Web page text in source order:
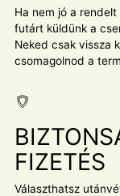
Ha nem jó a rendelt
futárt küldünk a
Neked csak vissza
csomagolnod a
FIZETÉS
Választhatsz